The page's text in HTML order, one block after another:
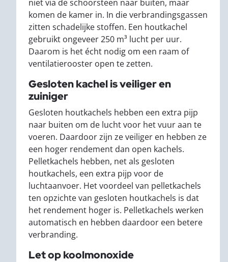
niet via de schoorsteen naar buiten, maar
komen de kamer in. In die verbrandingsgassen
zitten schadelijke stoffen. Een houtkachel
gebruikt ongeveer 250 m³ lucht per uur.
Daarom is het écht nodig om een raam of
ventilatierooster open te zetten.
Gesloten kachel is veiliger en
zuiniger
Gesloten houtkachels hebben een extra pijp
naar buiten om de lucht voor het vuur aan te
voeren. Daardoor zijn ze veiliger en hebben ze
een hoger rendement dan open kachels.
Pelletkachels hebben, net als gesloten
houtkachels, een extra pijp voor de
luchtaanvoer. Het voordeel van pelletkachels
ten opzichte van gesloten houtkachels is dat
het rendement hoger is. Pelletkachels werken
automatisch en hebben daardoor een betere
verbranding.
Let op koolmonoxide